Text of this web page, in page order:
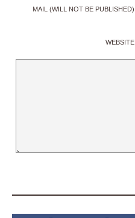
MAIL (WILL NOT BE PUBLISHED)
WEBSITE